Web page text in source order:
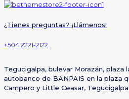
¿Tienes preguntas? ¡Llámenos!
+504 2221-2122
Tegucigalpa, bulevar Morazán, plaza
autobanco de BANPAIS en la plaza
Campero y Little Ceasar,